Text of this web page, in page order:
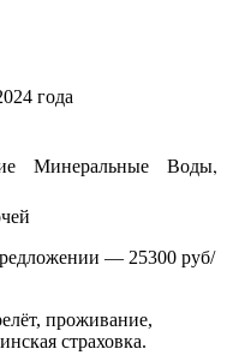
года
Минеральные Воды,
— 25300 руб/
проживание,
страховка.